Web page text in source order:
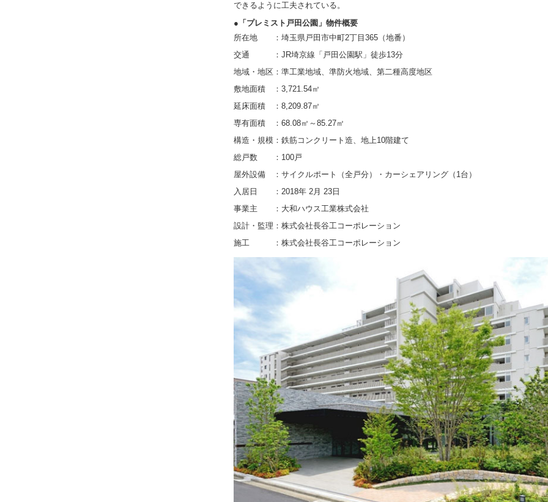
できるように工夫されている。
●「プレミスト戸田公園」物件概要
所在地 ：埼玉県戸田市中町2丁目365（地番）
交通 ：JR埼京線「戸田公園駅」徒歩13分
地域・地区：準工業地域、準防火地域、第二種高度地区
敷地面積 ：3,721.54㎡
延床面積 ：8,209.87㎡
専有面積 ：68.08㎡～85.27㎡
構造・規模：鉄筋コンクリート造、地上10階建て
総戸数 ：100戸
屋外設備 ：サイクルポート（全戸分）・カーシェアリング（1台）
入居日 ：2018年 2月 23日
事業主 ：大和ハウス工業株式会社
設計・監理：株式会社長谷工コーポレーション
施工 ：株式会社長谷工コーポレーション